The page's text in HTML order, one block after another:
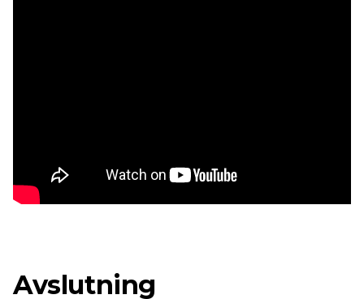
Avslutning